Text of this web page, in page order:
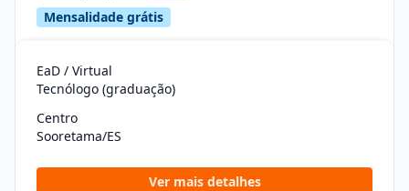
Mensalidade grátis
EaD / Virtual
Tecnólogo (graduação)
Centro
Sooretama/ES
Ver mais detalhes